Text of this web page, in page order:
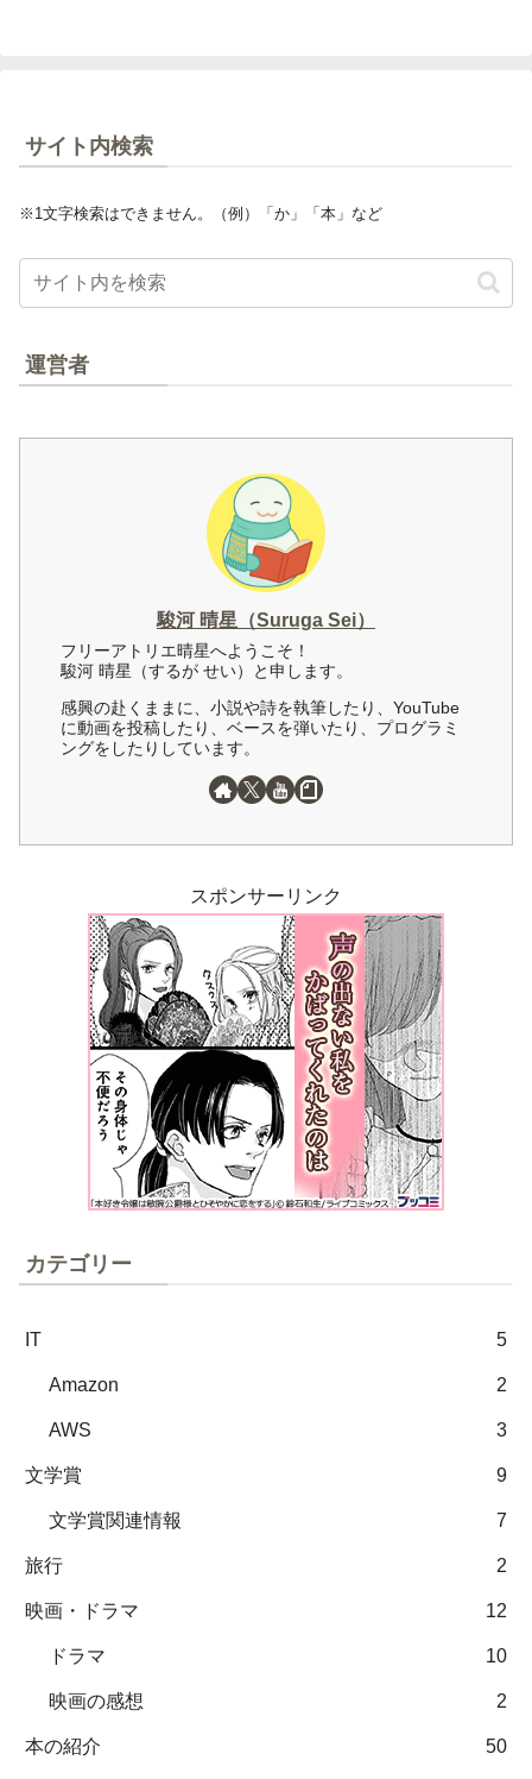
サイト内検索
※1文字検索はできません。（例）「か」「本」など
運営者
駿河 晴星（Suruga Sei）
フリーアトリエ晴星へようこそ！
駿河 晴星（するが せい）と申します。
感興の赴くままに、小説や詩を執筆したり、YouTube
に動画を投稿したり、ベースを弾いたり、プログラミ
ングをしたりしています。
スポンサーリンク
カテゴリー
IT 5
Amazon 2
AWS 3
文学賞 9
文学賞関連情報 7
旅行 2
映画・ドラマ 12
ドラマ 10
映画の感想 2
本の紹介 50